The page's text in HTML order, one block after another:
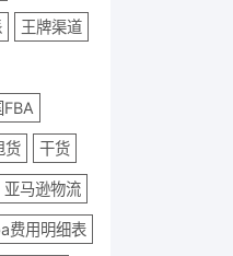
王牌渠道
FBA
货 干货
亚马逊物流
费用明细表